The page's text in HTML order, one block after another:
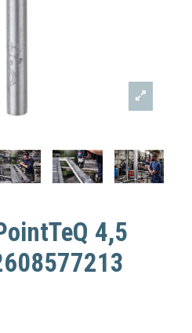
4,5